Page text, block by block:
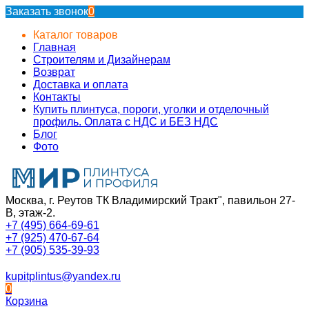
Заказать звонок0
Каталог товаров
Главная
Строителям и Дизайнерам
Возврат
Доставка и оплата
Контакты
Купить плинтуса, пороги, уголки и отделочный
профиль. Оплата с НДС и БЕЗ НДС
Блог
Фото
Москва, г. Реутов ТК Владимирский Тракт", павильон 27-
В, этаж-2.
+7 (495) 664-69-61
+7 (925) 470-67-64
+7 (905) 535-39-93
kupitplintus@yandex.ru
0
Корзина